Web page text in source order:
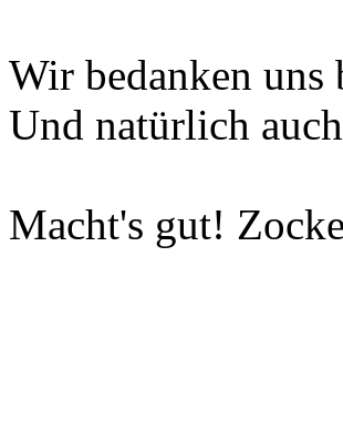
Wir bedanken
Und natürlich
Macht's gut!